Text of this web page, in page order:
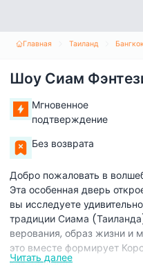
Главная Таиланд
Шоу Сиам
Мгновенное
подтверждение
Без возврата
Добро пожаловать в
Эта особенная дверь
вы исследуете
традиции Сиама
верования, образ жизни и
это вместе формирует
как Таиланд.
Читать далее